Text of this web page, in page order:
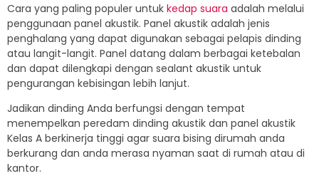
Cara yang paling populer untuk kedap suara adalah melalui
penggunaan panel akustik. Panel akustik adalah jenis
penghalang yang dapat digunakan sebagai pelapis dinding
atau langit-langit. Panel datang dalam berbagai ketebalan
dan dapat dilengkapi dengan sealant akustik untuk
pengurangan kebisingan lebih lanjut.
Jadikan dinding Anda berfungsi dengan tempat
menempelkan peredam dinding akustik dan panel akustik
Kelas A berkinerja tinggi agar suara bising dirumah anda
berkurang dan anda merasa nyaman saat di rumah atau di
kantor.